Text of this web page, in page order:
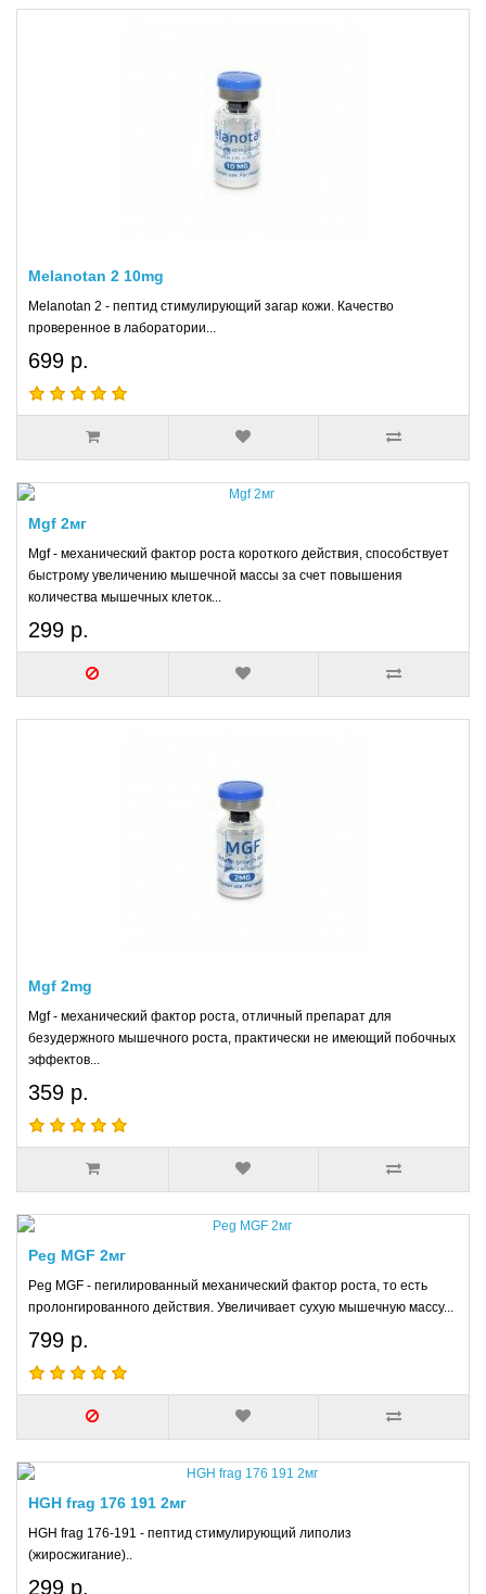
Melanotan 2 10mg
Melanotan 2 - пептид стимулирующий загар кожи. Качество
проверенное в лаборатории...
699 р.
Mgf 2мг
Mgf - механический фактор роста короткого действия, способствует
быстрому увеличению мышечной массы за счет повышения
количества мышечных клеток...
299 р.
Mgf 2mg
Mgf - механический фактор роста, отличный препарат для
безудержного мышечного роста, практически не имеющий побочных
эффектов...
359 р.
Peg MGF 2мг
Peg MGF - пегилированный механический фактор роста, то есть
пролонгированного действия. Увеличивает сухую мышечную массу...
799 р.
HGH frag 176 191 2мг
HGH frag 176-191 - пептид стимулирующий липолиз
(жиросжигание)..
299 р.